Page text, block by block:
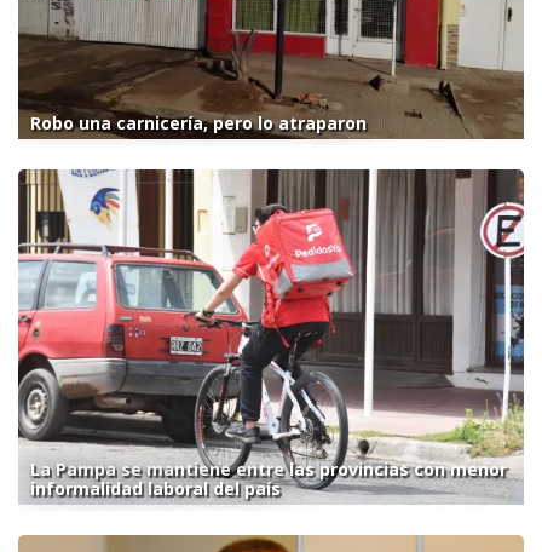
Robo una carnicería, pero lo atraparon
La Pampa se mantiene entre las provincias con menor
informalidad laboral del país